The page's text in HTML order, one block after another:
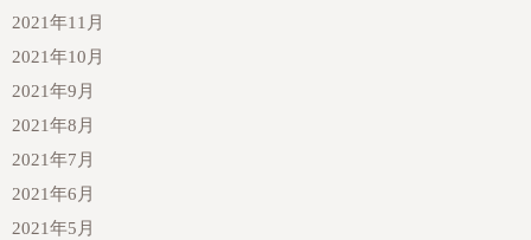
2021年11月
2021年10月
2021年9月
2021年8月
2021年7月
2021年6月
2021年5月